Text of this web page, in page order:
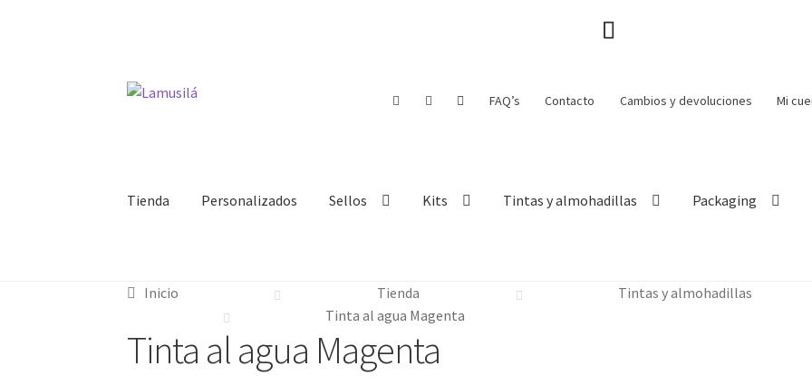
Ir
Ir
FAQ’s Contacto Cambios y devoluciones Mi
Tienda Personalizados Sellos Kits Tintas y almohadillas Packaging
Inicio Tienda
Tintas y almohadillas
Tinta al agua Magenta
Tinta al agua Magenta